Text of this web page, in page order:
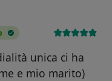
unica ci ha
e mio marito)